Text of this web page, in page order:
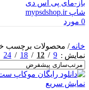
0 مورد
خانه/ محصولات برچسب
نمایش
9
12
18
24
نمایش سریع